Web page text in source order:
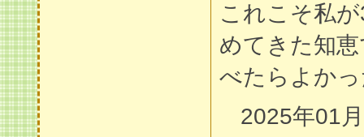
これこそ私
めてきた知
べたらよか
2025年01